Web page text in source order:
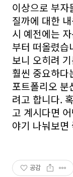
이상으로 부자
질까에 대한
시 예전에는
부터 떠올렸습
보니 오히려
훨씬 중요하다
포트폴리오 분
려고 합니다.
고 계시다면
야기 나눠보면
공감